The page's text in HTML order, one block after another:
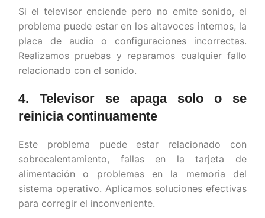
Si el televisor enciende pero no emite sonido, el
problema puede estar en los altavoces internos, la
placa de audio o configuraciones incorrectas.
Realizamos pruebas y reparamos cualquier fallo
relacionado con el sonido.
4. Televisor se apaga solo o se
reinicia continuamente
Este problema puede estar relacionado con
sobrecalentamiento, fallas en la tarjeta de
alimentación o problemas en la memoria del
sistema operativo. Aplicamos soluciones efectivas
para corregir el inconveniente.